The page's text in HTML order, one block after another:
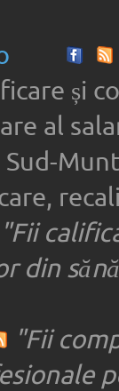
și
al
"Fii
din
"Fii